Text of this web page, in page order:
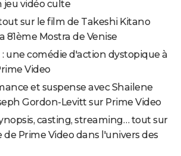
jeu vidéo culte
sur le film de Takeshi Kitano
81ème Mostra de Venise
: une comédie d'action dystopique à
Video
et suspense avec Shailene
Gordon-Levitt sur Prime Video
casting, streaming… tout sur
de Prime Video dans l'univers des